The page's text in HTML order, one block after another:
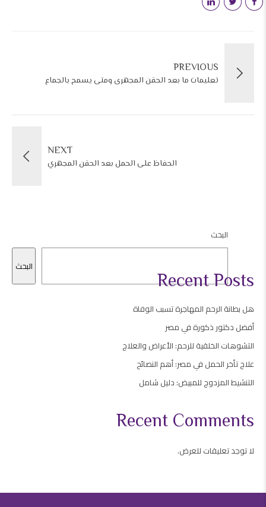
PREVIOUS
تعليمات ما بعد الحقن المجهرى ومتى يسمح بالجماع
NEXT
الحفاظ على الحمل بعد الحقن المجهري
البحث
البحث
Recent Posts
هل بطانة الرحم المهاجرة تسبب الوفاة
أفضل دكتور ذكورة في مصر
التشوهات الخلقية للرحم: الأعراض والعلاج
علاج تأخر الحمل في مصر: أهم النصائح
التنشيط المزدوج للمبيض: دليل شامل
Recent Comments
لا توجد تعليقات للعرض.